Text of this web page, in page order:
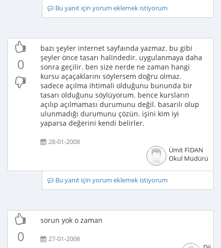
Bu yanıt için yorum eklemek istiyorum
0
bazı şeyler internet sayfaında yazmaz. bu gibi
şeyler önce tasarı halindedir. uygulanmaya daha
sonra geçilir. ben size nerde ne zaman hangi
kursu açaçaklarını söylersem doğru olmaz.
sadece açılma ihtimali olduğunu bununda bir
tasarı olduğunu söylüyorum. bence kursların
açılıp açılmaması durumunu değil. basarılı olup
ulunmadığı durumunu çözün. işini kim iyi
yaparsa değerini kendi belirler.
28-01-2008
Ümit FİDAN
Okul Müdürü
Bu yanıt için yorum eklemek istiyorum
0
sorun yok o zaman
27-01-2008